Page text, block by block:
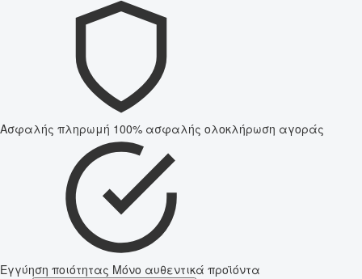
Ασφαλής πληρωμή 100% ασφαλής ολοκλήρωση αγοράς
Εγγύηση ποιότητας Μόνο αυθεντικά προϊόντα